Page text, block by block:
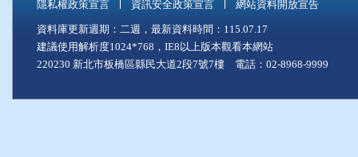
隱私權政策宣言 資訊安全政策宣言 網站資料開放宣告
資料庫更新週期：二週，最新資料時間：115.07.17
建議使用解析度1024*768，IE8以上版本觀看本網站
220230 新北市板橋區縣民大道2段7號7樓 電話：02-8968-9999